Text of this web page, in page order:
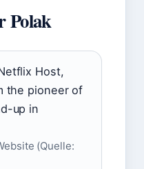
Polak
Host,
the pioneer of
up in
(Quelle: